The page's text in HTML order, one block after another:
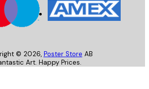
© 2026, Poster Store AB
Art. Happy Prices.